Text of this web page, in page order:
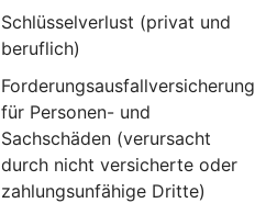
Schlüsselverlust (privat und
beruflich)
Forderungsausfallversicherung
für Personen- und
Sachschäden (verursacht
durch nicht versicherte oder
zahlungsunfähige Dritte)